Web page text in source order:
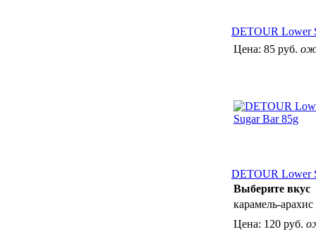
DETOUR Lower
Цена: 85 руб.
DETOUR Lower
Выберите вкус
карамель-арахис
Цена: 120 руб.